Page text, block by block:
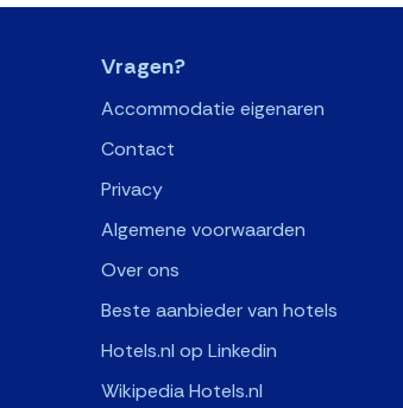
Vragen?
Accommodatie eigenaren
Contact
Privacy
Algemene voorwaarden
Over ons
Beste aanbieder van hotels
Hotels.nl op Linkedin
Wikipedia Hotels.nl